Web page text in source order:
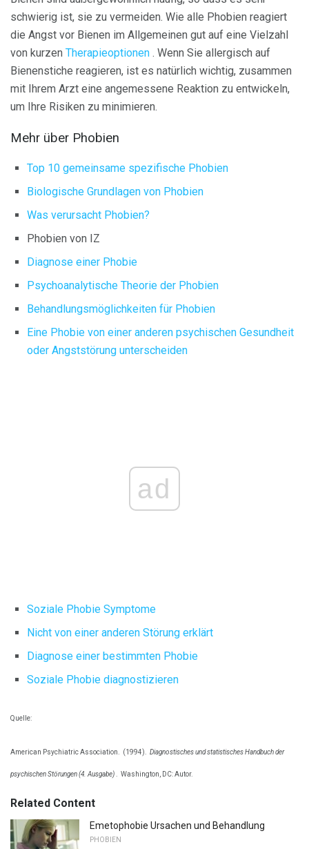
schwierig ist, sie zu vermeiden. Wie alle Phobien reagiert
die Angst vor Bienen im Allgemeinen gut auf eine Vielzahl
von kurzen Therapieoptionen . Wenn Sie allergisch auf
Bienenstiche reagieren, ist es natürlich wichtig, zusammen
mit Ihrem Arzt eine angemessene Reaktion zu entwickeln,
um Ihre Risiken zu minimieren.
Mehr über Phobien
Top 10 gemeinsame spezifische Phobien
Biologische Grundlagen von Phobien
Was verursacht Phobien?
Phobien von IZ
Diagnose einer Phobie
Psychoanalytische Theorie der Phobien
Behandlungsmöglichkeiten für Phobien
Eine Phobie von einer anderen psychischen Gesundheit
oder Angststörung unterscheiden
ad
Soziale Phobie Symptome
Nicht von einer anderen Störung erklärt
Diagnose einer bestimmten Phobie
Soziale Phobie diagnostizieren
Quelle:
American Psychiatric Association. (1994). Diagnostisches und statistisches Handbuch der
psychischen Störungen (4. Ausgabe) Washington, DC: Autor.
Related Content
Emetophobie Ursachen und Behandlung
PHOBIEN